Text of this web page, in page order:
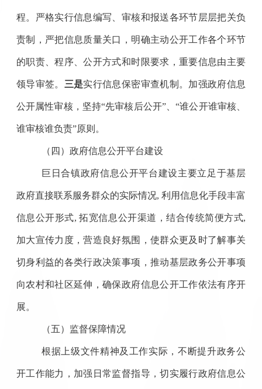
程。严格实行信息编写、审核和报送各环节层层把关负
责制，严把信息质量关口，明确主动公开工作各个环节
的职责、程序、公开方式和时限要求，重要信息由主要
领导审签。 三是实行信息保密审查机制。加强政府信息
公开属性审核，坚持“先审核后公开”、“谁公开谁审核、
谁审核谁负责”原则。
（四）政府信息公开平台建设
巨日合镇政府信息公开平台建设主要立足于基层
政府直接联系服务群众的实际情况,利用信息化手段丰富
信息公开形式,拓宽信息公开渠道，结合传统简便方式,
加大宣传力度，营造良好氛围，使群众更及时了解事关
切身利益的各类行政决策事项，推动基层政务公开事项
向农村和社区延伸，确保政府信息公开工作依法有序开
展。
（五）监督保障情况
根据上级文件精神及工作实际，不断提升政务公
开工作能力，加强日常监督指导，切实履行政府信息公